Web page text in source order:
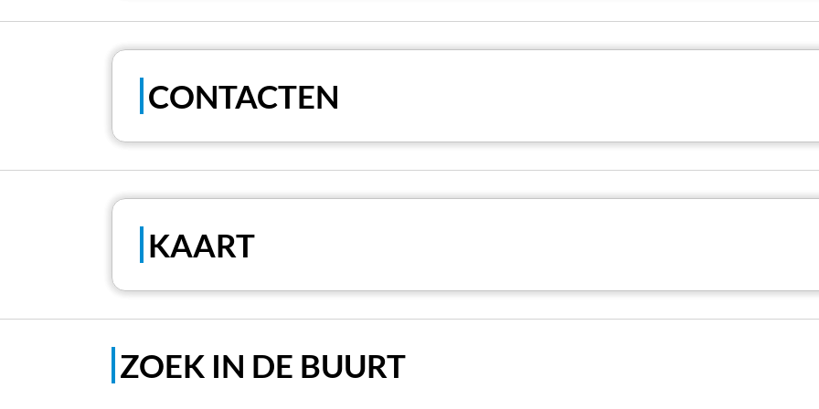
CONTACTEN
KAART
ZOEK IN DE BUURT